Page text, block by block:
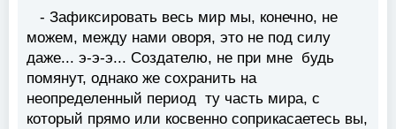
- Зафиксировать весь мир мы, конечно, не
можем, между нами оворя, это не под силу
даже... э-э-э... Создателю, не при мне будь
помянут, однако же сохранить на
неопределенный период ту часть мира, с
который прямо или косвенно соприкасаетесь вы,